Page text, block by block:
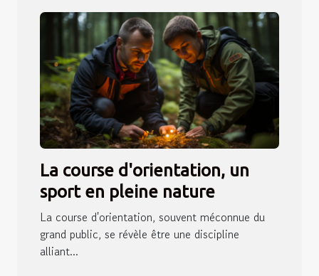
La course d'orientation, un
sport en pleine nature
La course d'orientation, souvent méconnue du
grand public, se révèle être une discipline
alliant...